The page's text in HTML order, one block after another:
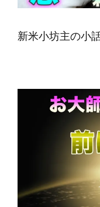
新米小坊主の小